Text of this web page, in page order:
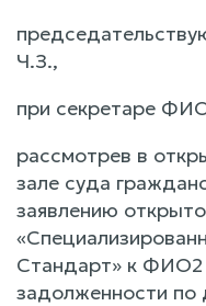
Ч.З.,
при секретаре
рассмотрев в
зале суда
заявлению
Стандарт» к ФИО2
задолженности по